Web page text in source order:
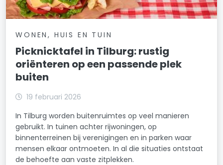
WONEN, HUIS EN TUIN
Picknicktafel in Tilburg: rustig
oriënteren op een passende plek
buiten
19 februari 2026
In Tilburg worden buitenruimtes op veel manieren
gebruikt. In tuinen achter rijwoningen, op
binnenterreinen bij verenigingen en in parken waar
mensen elkaar ontmoeten. In al die situaties ontstaat
de behoefte aan vaste zitplekken.